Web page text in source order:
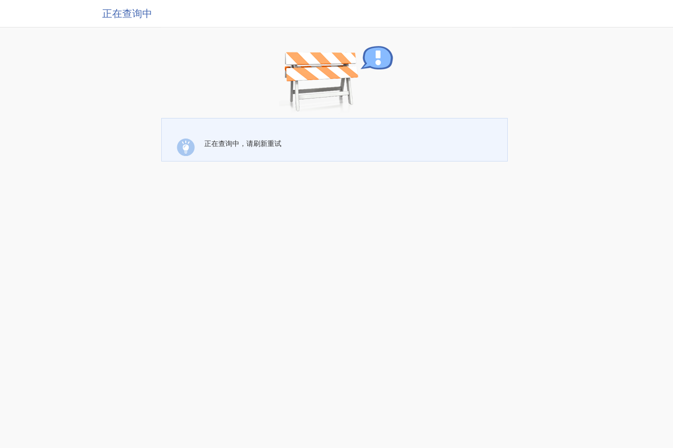
正在查询中
正在查询中，请刷新重试